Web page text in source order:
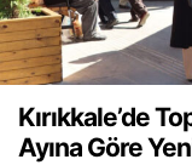
Kırıkkale’de
Ayına Göre